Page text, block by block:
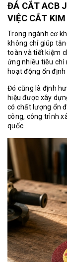
ĐÁ CẮT ACB
VIỆC CẮT KIM
Trong ngành cơ
không chỉ giúp
toàn và tiết kiệm
ứng nhiều tiêu chí
hoạt động ổn định
Đó cũng là định
hiệu được xây
có chất lượng ổn
công, công trình
quốc.